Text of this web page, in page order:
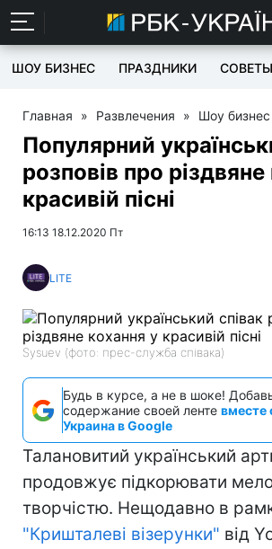
ШОУ БИЗНЕС ПРАЗДНИКИ СОВЕТЫ
Главная » Развлечения » Шоу бизнес
Популярний
розповів про
красивій пісні
16:13 18.12.2020 Пт
LITE
Sysuev (фото: прес-служба співака)
Будь в курсе, а не в шоке!
содержание своей ленте вместе
Украина в Google
Талановитий український
продовжує підкорювати
творчістю. Нещодавно в
"Кришталеві візерунки" від